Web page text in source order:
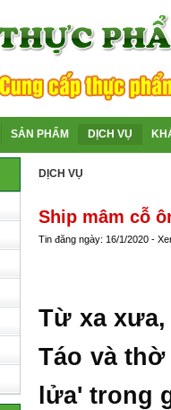
SẢN PHẨM DỊCH VỤ
DỊCH VỤ
Ship mâm cỗ
Tin đăng ngày: 16/1/2020 -
Từ xa
Táo và
lửa' trong